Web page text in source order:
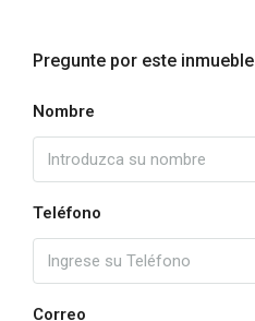
Pregunte por este inmueble
Nombre
Teléfono
Correo